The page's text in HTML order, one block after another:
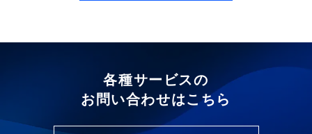
各種サービスの
お問い合わせはこちら